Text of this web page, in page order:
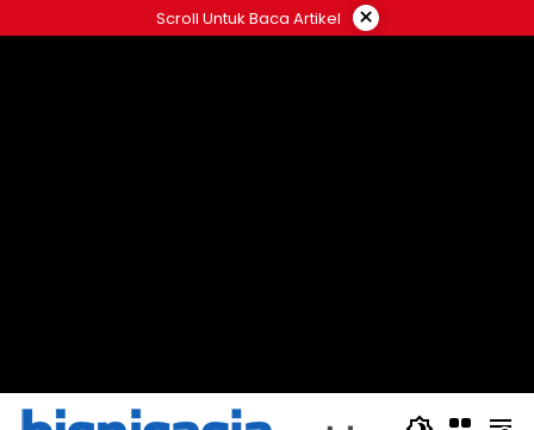
ke
Scroll Untuk Baca Artikel ×